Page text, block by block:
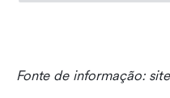
Fonte de informação: